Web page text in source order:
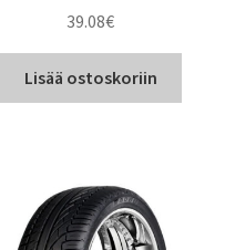
39.08€
Lisää ostoskoriin